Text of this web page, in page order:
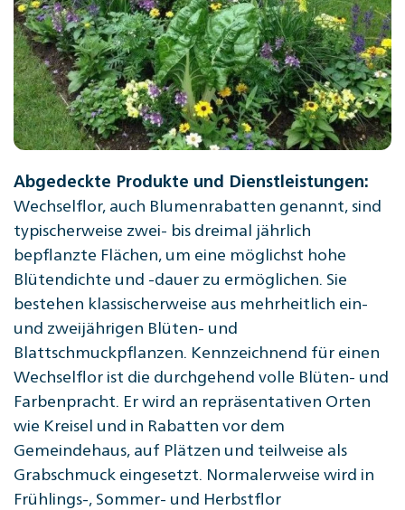
Abgedeckte Produkte und Dienstleistungen:
Wechselflor, auch Blumenrabatten genannt, sind
typischerweise zwei- bis dreimal jährlich
bepflanzte Flächen, um eine möglichst hohe
Blütendichte und -dauer zu ermöglichen. Sie
bestehen klassischerweise aus mehrheitlich ein-
und zweijährigen Blüten- und
Blattschmuckpflanzen. Kennzeichnend für einen
Wechselflor ist die durchgehend volle Blüten- und
Farbenpracht. Er wird an repräsentativen Orten
wie Kreisel und in Rabatten vor dem
Gemeindehaus, auf Plätzen und teilweise als
Grabschmuck eingesetzt. Normalerweise wird in
Frühlings-, Sommer- und Herbstflor